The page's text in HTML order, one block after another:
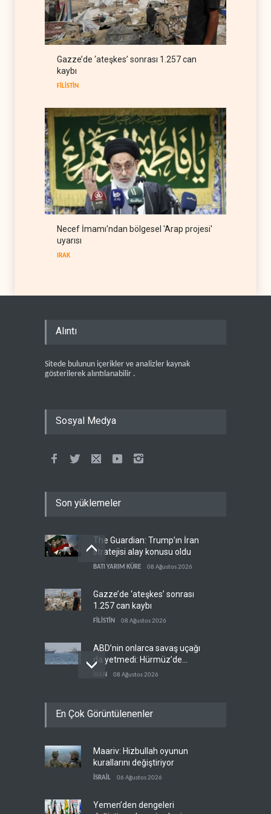
Karadeniz'deki gemi trafiğini
kısıtlamaya başladı
TÜRKİYE 08 Ağustos 2026
Hava gücü Trump'ın
Gazze’de ‘ateşkes’ sonrası 1.257 can
kaybı
FİLİSTİN
Necef İmamı'ndan bölgesel 'Arap projesi'
uyarısı
IRAK
Alıntı
Sitede bulunun içerikler ve analizler kaynak
gösterilerek alıntılanabilir .
Sosyal Medya
Son yüklemeler
The Guardian: Trump’ın İran
stratejisi alay konusu oldu
BATI YARIM KÜRE 08 Ağustos 2026
Gazze’de ‘ateşkes’ sonrası
1.257 can kaybı
FİLİSTİN 08 Ağustos 2026
ABD’nin onlarca savaş uçağı
da yetmedi: Hürmüz’de
gemi vuruldu
İRAN 08 Ağustos 2026
'Arap projesi' uyarısı
Mossad’ın İran'a karşı Kürt
planı neden çöktü?
En Çok Görüntülenenler
Maariv: Hizbullah oyunun
kurallarını değiştiriyor
İSRAİL 06 Ağustos 2026
Yemen’den dengeleri